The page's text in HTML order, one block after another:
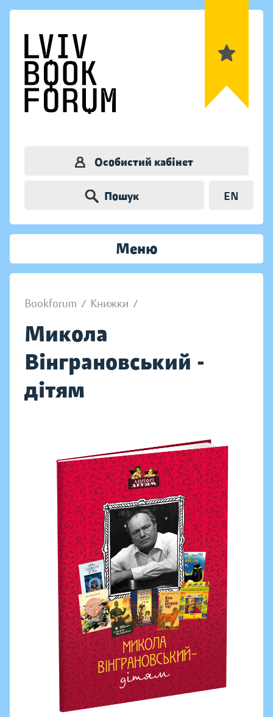
Особистий кабінет
Пошук EN
Меню
Bookforum / Книжки /
Микола
Вінграновський -
дітям